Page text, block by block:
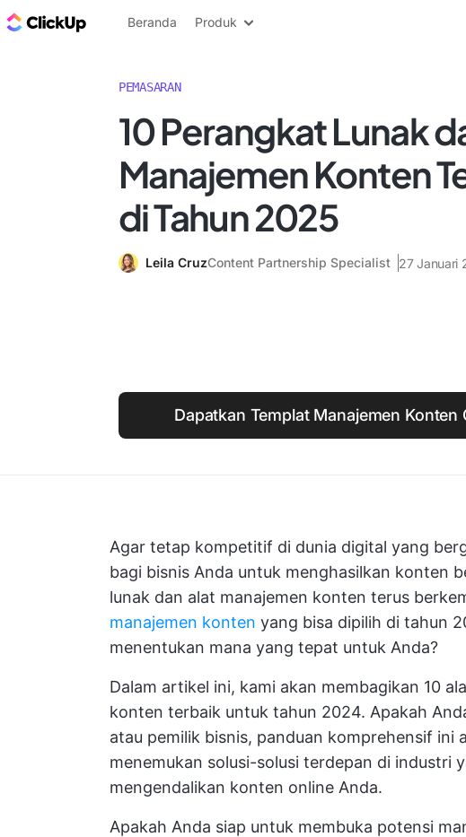
Blog ClickUp
Beranda Produk
PEMASARAN
10 Perangkat Lunak
Manajemen Konten
di Tahun 2025
Leila CruzContent Partnership Specialist 27 Januari
Dapatkan Templat Manajemen Konten
Agar tetap kompetitif di dunia digital yang
bagi bisnis Anda untuk menghasilkan konten
lunak dan alat manajemen konten terus
manajemen konten yang bisa dipilih di tahun
menentukan mana yang tepat untuk Anda?
Dalam artikel ini, kami akan membagikan 10
konten terbaik untuk tahun 2024. Apakah
atau pemilik bisnis, panduan komprehensif ini
menemukan solusi-solusi terdepan di industri
mengendalikan konten online Anda.
Apakah Anda siap untuk membuka potensi